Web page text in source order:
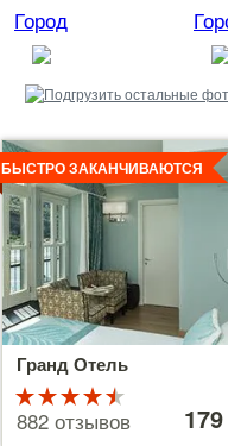
Город
Гранд Отель
БЫСТРО ЗАКАНЧИВАЮТСЯ
4.5 из 5
882 отзывов 179 €
Детальнее